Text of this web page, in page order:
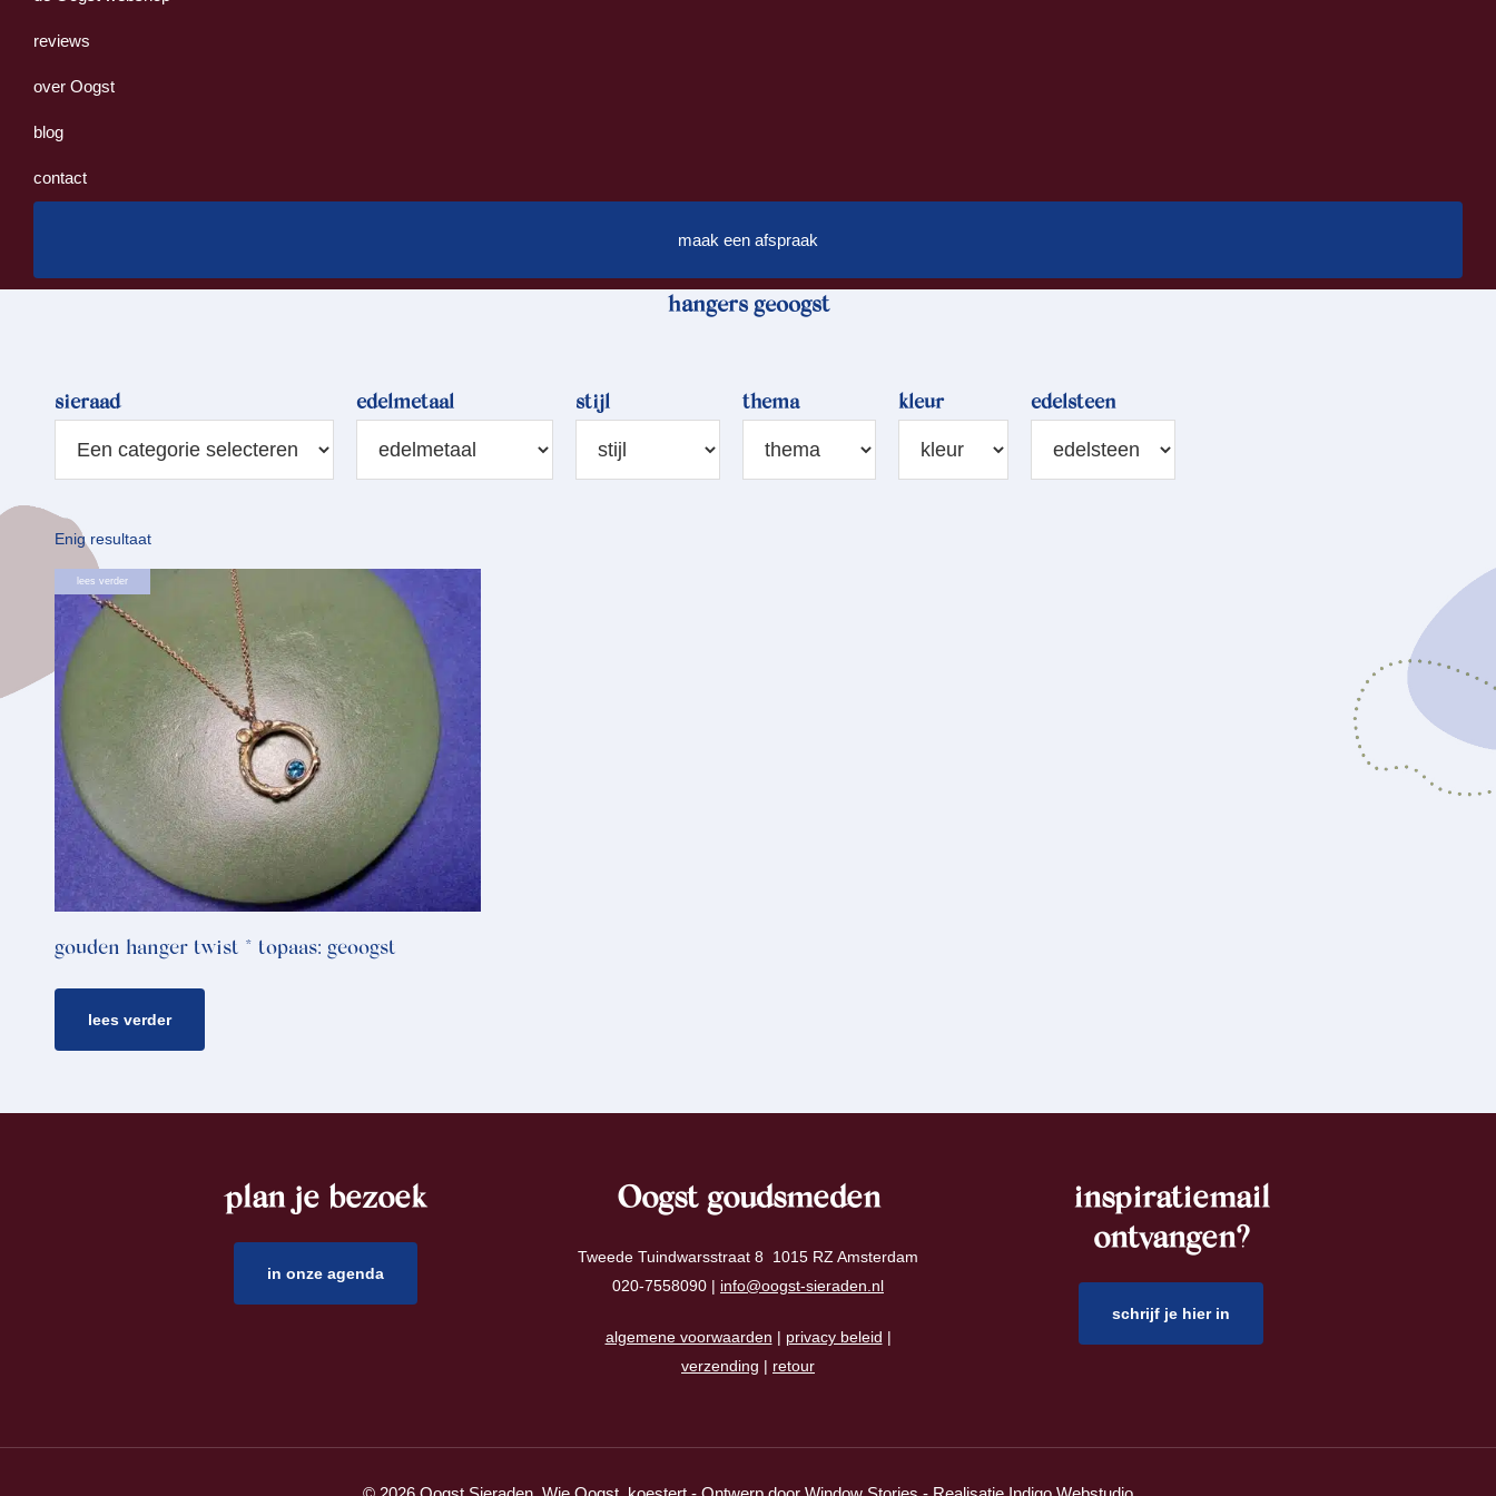
reviews
over Oogst
blog
contact
maak een afspraak
hangers geoogst
sieraad edelmetaal stijl thema kleur edelsteen
Enig resultaat
lees verder
gouden hanger twist * topaas: geoogst
lees verder
plan je bezoek
in onze agenda
Oogst goudsmeden
Tweede Tuindwarsstraat 8 1015 RZ Amsterdam
020-7558090 | info@oogst-sieraden.nl
algemene voorwaarden | privacy beleid |
verzending | retour
inspiratiemail
ontvangen?
schrijf je hier in